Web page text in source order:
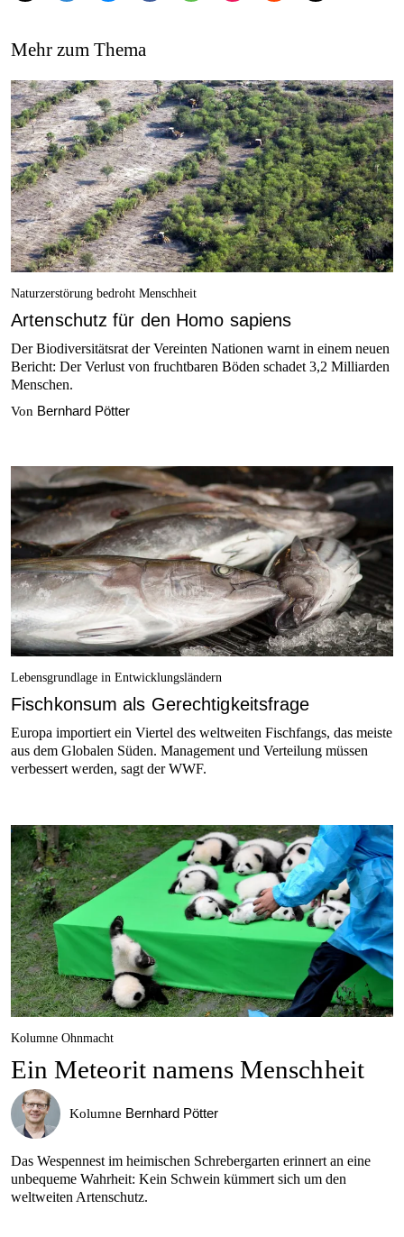
Mehr zum Thema
Naturzerstörung bedroht Menschheit
Artenschutz für den Homo sapiens
Der Biodiversitätsrat der Vereinten Nationen warnt in einem neuen
Bericht: Der Verlust von fruchtbaren Böden schadet 3,2 Milliarden
Menschen.
Von Bernhard Pötter
Lebensgrundlage in Entwicklungsländern
Fischkonsum als Gerechtigkeitsfrage
Europa importiert ein Viertel des weltweiten Fischfangs, das meiste
aus dem Globalen Süden. Management und Verteilung müssen
verbessert werden, sagt der WWF.
Kolumne Ohnmacht
Ein Meteorit namens Menschheit
Kolumne Bernhard Pötter
Das Wespennest im heimischen Schrebergarten erinnert an eine
unbequeme Wahrheit: Kein Schwein kümmert sich um den
weltweiten Artenschutz.